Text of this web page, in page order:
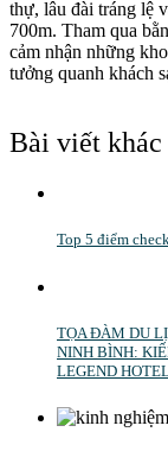
thự, lâu đài tráng lệ
700m. Tham qua
cảm nhận những
tưởng quanh khách
Bài viết khác
Top 5 điểm
TỌA ĐÀM DU
NINH BÌNH:
LEGEND